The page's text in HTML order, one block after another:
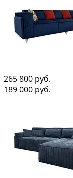
265 800 руб.
189 000 руб.